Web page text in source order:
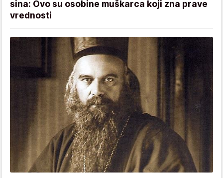
sina: Ovo su osobine muškarca koji zna prave
vrednosti